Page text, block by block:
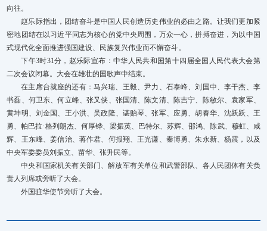
向往。
赵乐际指出，团结奋斗是中国人民创造历史伟业的必由之路。让我们更加紧
密地团结在以习近平同志为核心的党中央周围，万众一心，拼搏奋进，为以中国
式现代化全面推进强国建设、民族复兴伟业而不懈奋斗。
下午3时31分，赵乐际宣布：中华人民共和国第十四届全国人民代表大会第
二次会议闭幕。大会在雄壮的国歌声中结束。
在主席台就座的还有：马兴瑞、王毅、尹力、石泰峰、刘国中、李干杰、李
书磊、何卫东、何立峰、张又侠、张国清、陈文清、陈吉宁、陈敏尔、袁家军、
黄坤明、刘金国、王小洪、吴政隆、谌贻琴、张军、应勇、胡春华、沈跃跃、王
勇、帕巴拉·格列朗杰、何厚铧、梁振英、巴特尔、苏辉、邵鸿、陈武、穆虹、咸
辉、王东峰、姜信治、蒋作君、何报翔、王光谦、秦博勇、朱永新、杨震，以及
中央军委委员刘振立、苗华、张升民等。
中央和国家机关有关部门、解放军有关单位和武警部队、各人民团体有关负
责人列席或旁听了大会。
外国驻华使节旁听了大会。